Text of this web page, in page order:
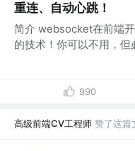
重连、自动心跳！
简介 websocket在前端
的技术！你可以不用，但
990
高级前端CV工程师 赞了这篇